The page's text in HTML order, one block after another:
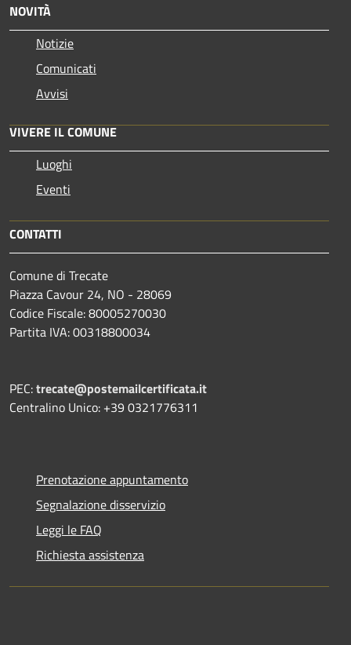
NOVITÀ
Notizie
Comunicati
Avvisi
VIVERE IL COMUNE
Luoghi
Eventi
CONTATTI
Comune di Trecate
Piazza Cavour 24, NO - 28069
Codice Fiscale: 80005270030
Partita IVA: 00318800034
PEC:trecate@postemailcertificata.it
Centralino Unico: +39 0321776311
Prenotazione appuntamento
Segnalazione disservizio
Leggi le FAQ
Richiesta assistenza